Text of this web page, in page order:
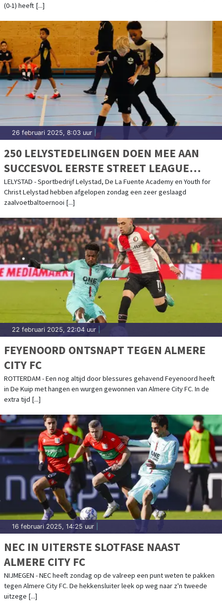
(0-1) heeft [...]
26 februari 2025, 8:03 uur
250 LELYSTEDELINGEN DOEN MEE AAN
SUCCESVOL EERSTE STREET LEAGUE
ZAALVOETBALTOERNOOI
LELYSTAD - Sportbedrijf Lelystad, De La Fuente Academy en Youth for
Christ Lelystad hebben afgelopen zondag een zeer geslaagd
zaalvoetbaltoernooi [...]
22 februari 2025, 22:04 uur
FEYENOORD ONTSNAPT TEGEN ALMERE
CITY FC
ROTTERDAM - Een nog altijd door blessures gehavend Feyenoord heeft
in De Kuip met hangen en wurgen gewonnen van Almere City FC. In de
extra tijd [...]
16 februari 2025, 14:25 uur
NEC IN UITERSTE SLOTFASE NAAST
ALMERE CITY FC
NIJMEGEN - NEC heeft zondag op de valreep een punt weten te pakken
tegen Almere City FC. De hekkensluiter leek op weg naar z'n tweede
uitzege [...]